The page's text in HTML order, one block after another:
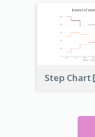
Step Chart